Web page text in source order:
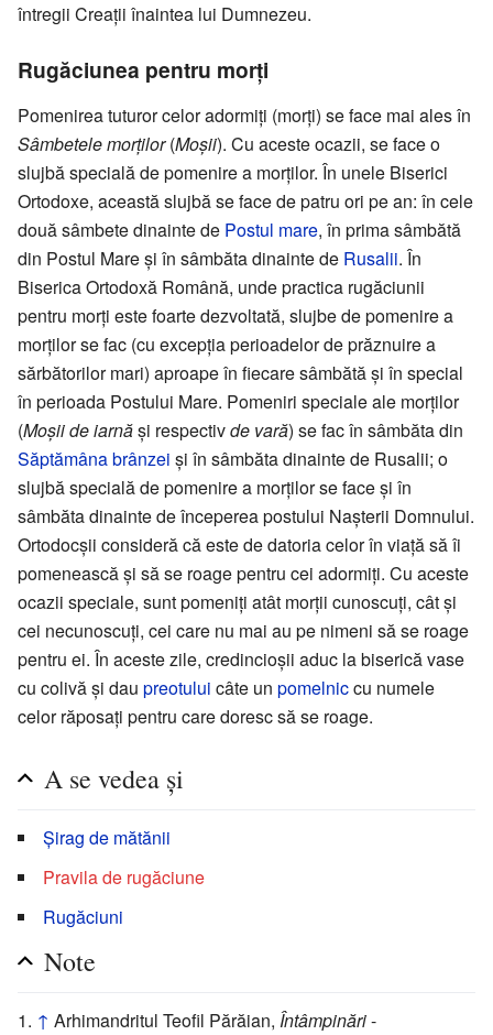
întregii Creații înaintea lui Dumnezeu.
Rugăciunea pentru morți
Pomenirea tuturor celor adormiți (morți) se face mai ales în
Sâmbetele morților(Moșii). Cu aceste ocazii, se face o
slujbă specială de pomenire a morților. În unele Biserici
Ortodoxe, această slujbă se face de patru ori pe an: în cele
două sâmbete dinainte de Postul mare, în prima sâmbătă
din Postul Mare și în sâmbăta dinainte de Rusalii. În
Biserica Ortodoxă Română, unde practica rugăciunii
pentru morți este foarte dezvoltată, slujbe de pomenire a
morților se fac (cu excepția perioadelor de prăznuire a
sărbătorilor mari) aproape în fiecare sâmbătă și în special
în perioada Postului Mare. Pomeniri speciale ale morților
(Moșii de iarnăși respectivde vară) se fac în sâmbăta din
Săptămâna brânzei și în sâmbăta dinainte de Rusalii; o
slujbă specială de pomenire a morților se face și în
sâmbăta dinainte de începerea postului Nașterii Domnului.
Ortodocșii consideră că este de datoria celor în viață să îi
pomenească și să se roage pentru cei adormiți. Cu aceste
ocazii speciale, sunt pomeniți atât morții cunoscuți, cât și
cei necunoscuți, cei care nu mai au pe nimeni să se roage
pentru ei. În aceste zile, credincioșii aduc la biserică vase
cu colivă și dau preotului câte un pomelniccu numele
celor răposați pentru care doresc să se roage.
A se vedea și
Șirag de mătănii
Pravila de rugăciune
Rugăciuni
Note
↑ Arhimandritul Teofil Părăian, Întâmpinări-